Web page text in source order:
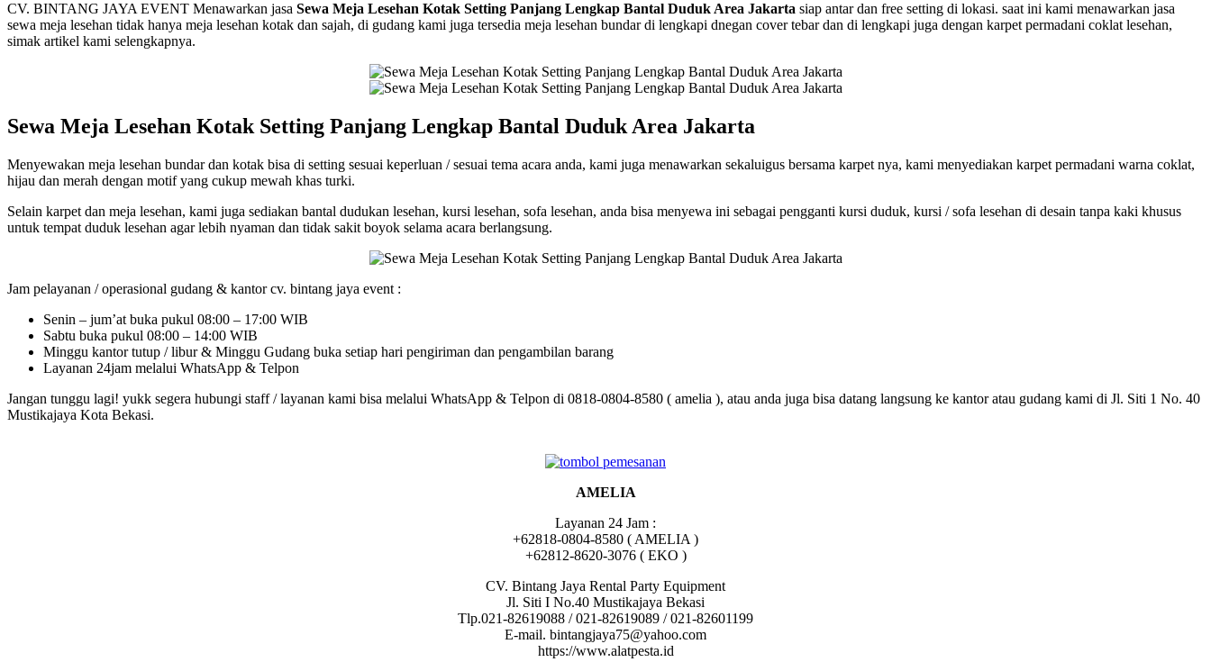
CV. BINTANG JAYA EVENT Menawarkan jasa Sewa Meja Lesehan Kotak Setting Panjang Lengkap Bantal Duduk Area Jakarta siap antar dan free setting di lokasi. saat ini kami menawarkan jasa
sewa meja lesehan tidak hanya meja lesehan kotak dan sajah, di gudang kami juga tersedia meja lesehan bundar di lengkapi dnegan cover tebar dan di lengkapi juga dengan karpet permadani coklat lesehan,
simak artikel kami selengkapnya.
Sewa Meja Lesehan Kotak Setting Panjang Lengkap Bantal Duduk Area Jakarta
Menyewakan meja lesehan bundar dan kotak bisa di setting sesuai keperluan / sesuai tema acara anda, kami juga menawarkan sekaluigus bersama karpet nya, kami menyediakan karpet permadani warna coklat,
hijau dan merah dengan motif yang cukup mewah khas turki.
Selain karpet dan meja lesehan, kami juga sediakan bantal dudukan lesehan, kursi lesehan, sofa lesehan, anda bisa menyewa ini sebagai pengganti kursi duduk, kursi / sofa lesehan di desain tanpa kaki khusus
untuk tempat duduk lesehan agar lebih nyaman dan tidak sakit boyok selama acara berlangsung.
Jam pelayanan / operasional gudang & kantor cv. bintang jaya event :
Senin – jum’at buka pukul 08:00 – 17:00 WIB
Sabtu buka pukul 08:00 – 14:00 WIB
Minggu kantor tutup / libur & Minggu Gudang buka setiap hari pengiriman dan pengambilan barang
Layanan 24jam melalui WhatsApp & Telpon
Jangan tunggu lagi! yukk segera hubungi staff / layanan kami bisa melalui WhatsApp & Telpon di 0818-0804-8580 ( amelia ), atau anda juga bisa datang langsung ke kantor atau gudang kami di Jl. Siti 1 No. 40
Mustikajaya Kota Bekasi.
AMELIA
Layanan 24 Jam :
+62818-0804-8580 ( AMELIA )
+62812-8620-3076 ( EKO )
CV. Bintang Jaya Rental Party Equipment
Jl. Siti I No.40 Mustikajaya Bekasi
Tlp.021-82619088 / 021-82619089 / 021-82601199
E-mail. bintangjaya75@yahoo.com
https://www.alatpesta.id